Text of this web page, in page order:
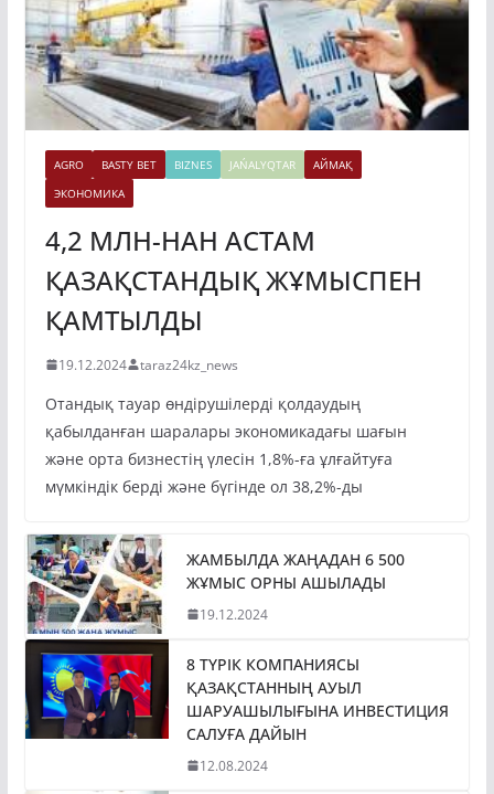
AGRO BASTY BET BIZNES JAŃALYQTAR
АЙМАҚ
ЭКОНОМИКА
4,2 МЛН-НАН АСТАМ
ҚАЗАҚСТАНДЫҚ ЖҰМЫСПЕН
ҚАМТЫЛДЫ
19.12.2024 taraz24kz_news
Отандық тауар өндірушілерді қолдаудың
қабылданған шаралары экономикадағы шағын
және орта бизнестің үлесін 1,8%-ға ұлғайтуға
мүмкіндік берді және бүгінде ол 38,2%-ды
ЖАМБЫЛДА ЖАҢАДАН 6 500
ЖҰМЫС ОРНЫ АШЫЛАДЫ
19.12.2024
8 ТҮРІК КОМПАНИЯСЫ
ҚАЗАҚСТАННЫҢ АУЫЛ
ШАРУАШЫЛЫҒЫНА ИНВЕСТИЦИЯ
САЛУҒА ДАЙЫН
12.08.2024